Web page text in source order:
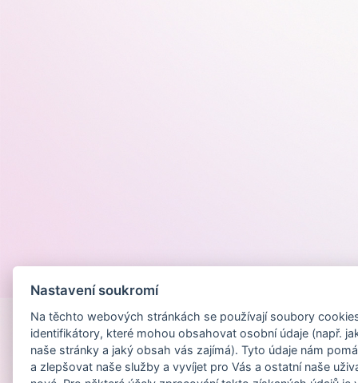
Nastavení soukromí
Na těchto webových stránkách se používají soubory
identifikátory, které mohou obsahovat osobní údaje (např.
naše stránky a jaký obsah vás zajímá). Tyto údaje nám
a zlepšovat naše služby a vyvíjet pro Vás a ostatní naše